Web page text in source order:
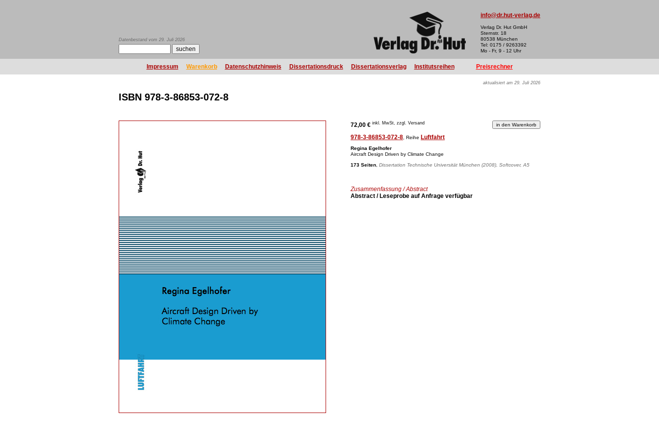
Datenbestand vom 29. Juli 2026
info@dr.hut-verlag.de
Verlag Dr. Hut GmbH
Sternstr. 18
80538 München
Tel: 0175 / 9263392
Mo - Fr, 9 - 12 Uhr
Impressum Warenkorb Datenschutzhinweis Dissertationsdruck Dissertationsverlag Institutsreihen Preisrechner
aktualisiert am 29. Juli 2026
ISBN 978-3-86853-072-8
72,00 € inkl. MwSt, zzgl. Versand
978-3-86853-072-8 , Reihe Luftfahrt
Regina Egelhofer
Aircraft Design Driven by Climate Change
173 Seiten Dissertation Technische Universität München (2008), Softcover, A5
Zusammenfassung / Abstract
Abstract / Leseprobe auf Anfrage verfügbar